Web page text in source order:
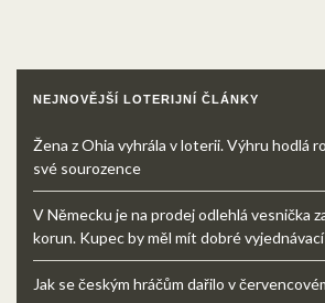
NEJNOVĚJŠÍ LOTERIJNÍ ČLÁNKY
Žena z Ohia vyhrála v loterii. Výhru hodlá
své sourozence
V Německu je na prodej odlehlá vesnička
korun. Kupec by měl mít dobré
Jak se českým hráčům dařilo v